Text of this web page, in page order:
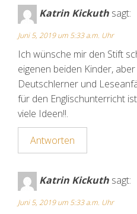
Katrin Kickuth sagt:
Juni 5, 2019 um 5:33 a.m. Uhr
Ich wünsche mir den Stift
eigenen beiden Kinder,
Deutschlerner und
für den Englischunterricht
viele Ideen!!.
Antworten
Katrin Kickuth sagt:
Juni 5, 2019 um 5:33 a.m. Uhr